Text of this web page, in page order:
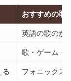
おすすめの取
英語の歌のか
歌・ゲーム・
る フォニックス